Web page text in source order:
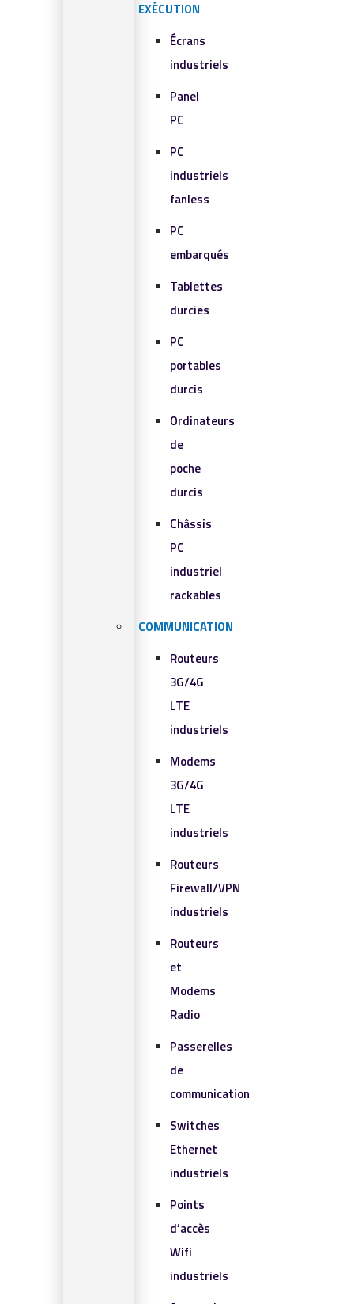
EXÉCUTION
Écrans
industriels
Panel
PC
PC
industriels
fanless
PC
embarqués
Tablettes
durcies
PC
portables
durcis
Ordinateurs
de
poche
durcis
Châssis
PC
industriel
rackables​
COMMUNICATION
Routeurs
3G/4G
LTE
industriels
Modems
3G/4G
LTE
industriels
Routeurs
Firewall/VPN
industriels
Routeurs
et
Modems
Radio
Passerelles
de
communication
Switches
Ethernet
industriels
Points
d’accès
Wifi
industriels